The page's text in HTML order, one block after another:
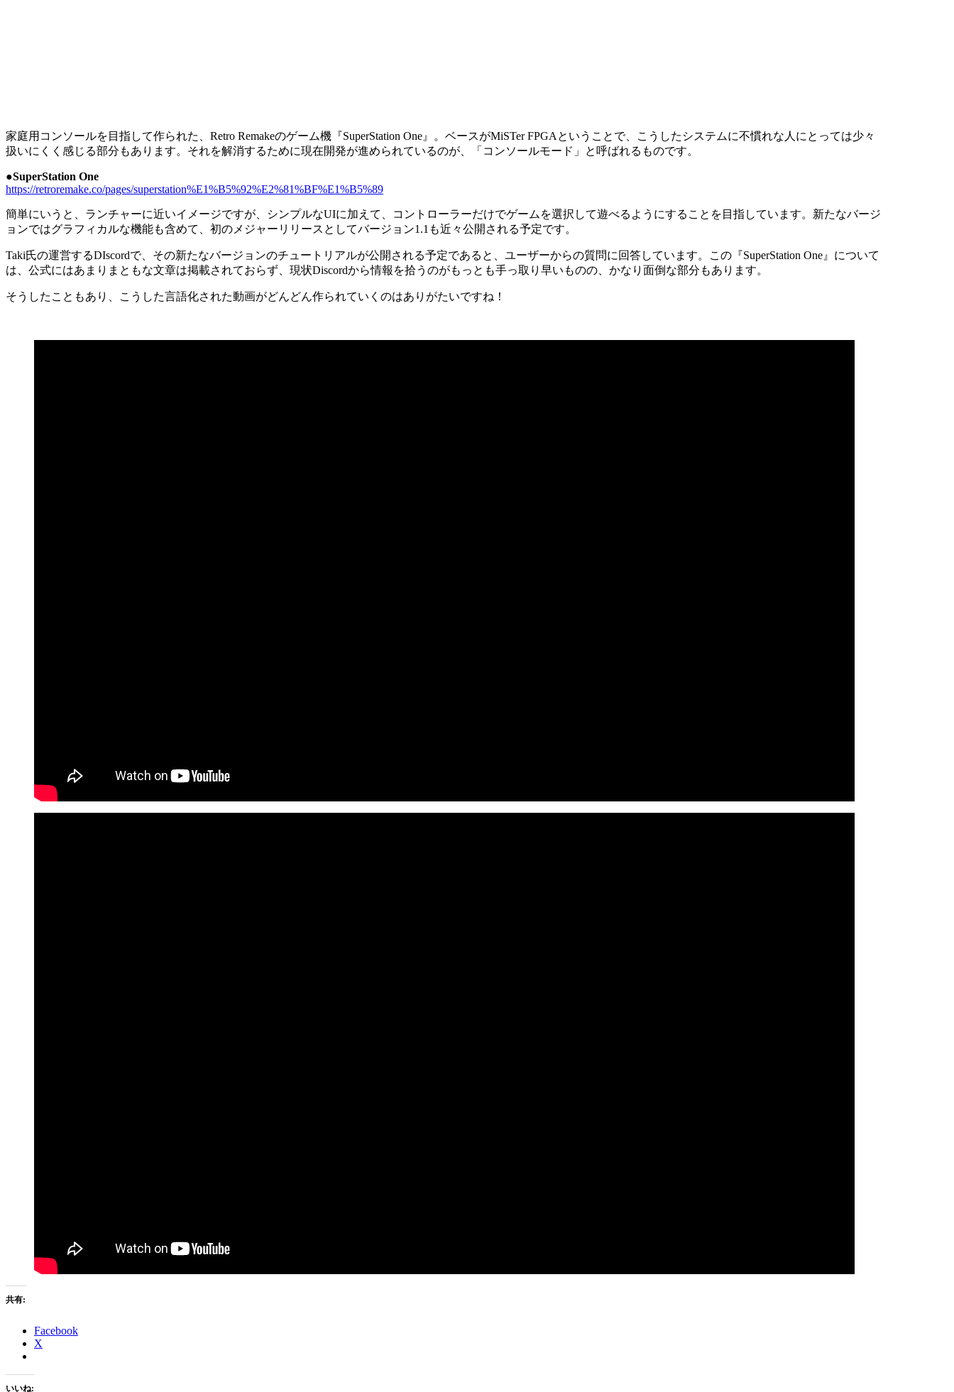
家庭用コンソールを目指して作られた、Retro Remakeのゲーム機『SuperStation One』。ベースがMiSTer FPGAということで、こうしたシステムに不慣れな人にとっては少々
扱いにくく感じる部分もあります。それを解消するために現在開発が進められているのが、「コンソールモード」と呼ばれるものです。
●SuperStation One
https://retroremake.co/pages/superstation%E1%B5%92%E2%81%BF%E1%B5%89
簡単にいうと、ランチャーに近いイメージですが、シンプルなUIに加えて、コントローラーだけでゲームを選択して遊べるようにすることを目指しています。新たなバージ
ョンではグラフィカルな機能も含めて、初のメジャーリリースとしてバージョン1.1も近々公開される予定です。
Taki氏の運営するDIscordで、その新たなバージョンのチュートリアルが公開される予定であると、ユーザーからの質問に回答しています。この『SuperStation One』について
は、公式にはあまりまともな文章は掲載されておらず、現状Discordから情報を拾うのがもっとも手っ取り早いものの、かなり面倒な部分もあります。
そうしたこともあり、こうした言語化された動画がどんどん作られていくのはありがたいですね！
共有:
Facebook
X
いいね: